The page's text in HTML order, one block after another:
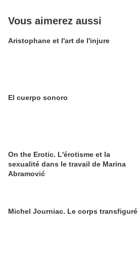
Vous aimerez aussi
Aristophane et l'art de l'injure
El cuerpo sonoro
On the Erotic. L'érotisme et la
sexualité dans le travail de Marina
Abramović
Michel Journiac. Le corps transfiguré